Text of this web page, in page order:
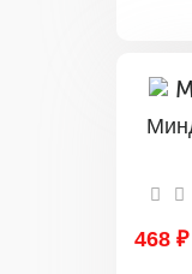
468 ₽